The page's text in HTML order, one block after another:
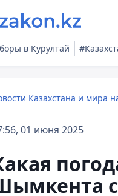
в Курултай
Казахстана и мира
01 июня 2025